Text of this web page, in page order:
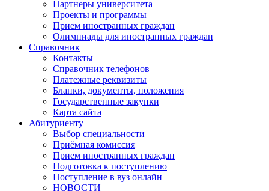
Партнеры университета
Проекты и программы
Прием иностранных граждан
Олимпиады для иностранных граждан
Справочник
Контакты
Справочник телефонов
Платежные реквизиты
Бланки, документы, положения
Государственные закупки
Карта сайта
Абитуриенту
Выбор специальности
Приёмная комиссия
Прием иностранных граждан
Подготовка к поступлению
Поступление в вуз онлайн
НОВОСТИ